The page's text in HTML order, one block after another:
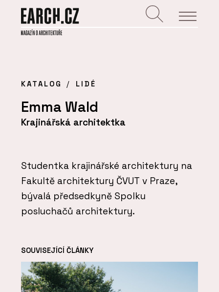
KATALOG LIDÉ
Emma Wald
Krajinářská architektka
Studentka krajinářské architektury na
Fakultě architektury ČVUT v Praze,
bývalá předsedkyně Spolku
posluchačů architektury.
SOUVISEJÍCÍ ČLÁNKY